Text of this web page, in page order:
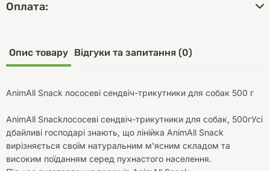
Оплата:
Опис товару Відгуки та запитання (0)
AnimAll Snack лососеві сендвіч-трикутники для собак 500 г
AnimAll Snackлососеві сендвіч-трикутники для собак, 500гУсі
дбайливі господарі знають, що лінійка AnimAll Snack
вирізняється своїм натуральним м'ясним складом та
високим поїданням серед пухнастого населення.